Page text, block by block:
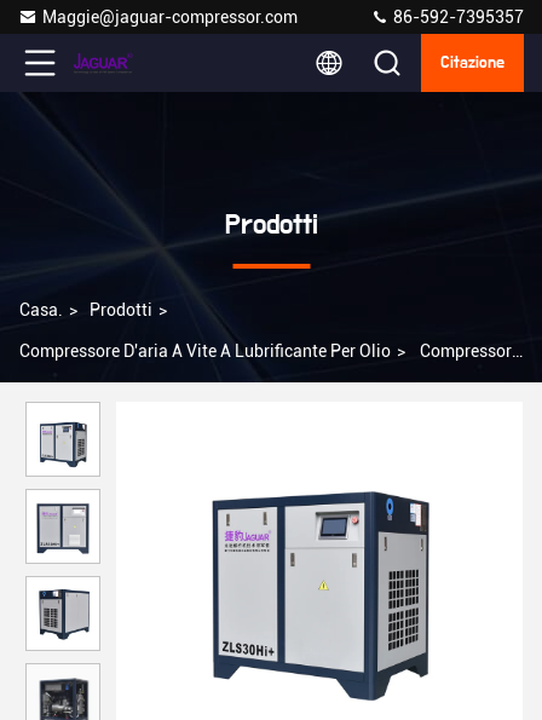
Maggie@jaguar-compressor.com 86-592-7395357
Citazione
Prodotti
Casa. > Prodotti >
Compressore D'aria A Vite A Lubrificante Per Olio > Compressore
di aria di 4,2 m3/min